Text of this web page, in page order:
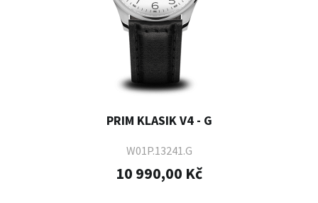
PRIM KLASIK V4 - G
W01P.13241.G
10 990,00 Kč